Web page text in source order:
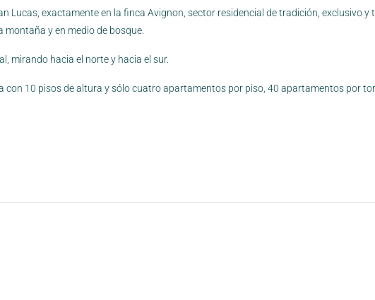
Lucas, exactamente en la finca Avignon, sector residencial de tradición, exclusivo
montaña y en medio de bosque.
mirando hacia el norte y hacia el sur.
con 10 pisos de altura y sólo cuatro apartamentos por piso, 40 apartamentos por